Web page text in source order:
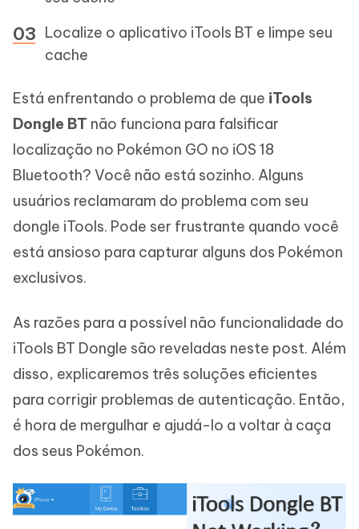
Localize o aplicativo iTools BT e limpe seu
cache
Está enfrentando o problema de que iTools
Dongle BT não funciona para falsificar
localização no Pokémon GO no iOS 18
Bluetooth? Você não está sozinho. Alguns
usuários reclamaram do problema com seu
dongle iTools. Pode ser frustrante quando você
está ansioso para capturar alguns dos Pokémon
exclusivos.
As razões para a possível não funcionalidade do
iTools BT Dongle são reveladas neste post. Além
disso, explicaremos três soluções eficientes
para corrigir problemas de autenticação. Então,
é hora de mergulhar e ajudá-lo a voltar à caça
dos seus Pokémon.